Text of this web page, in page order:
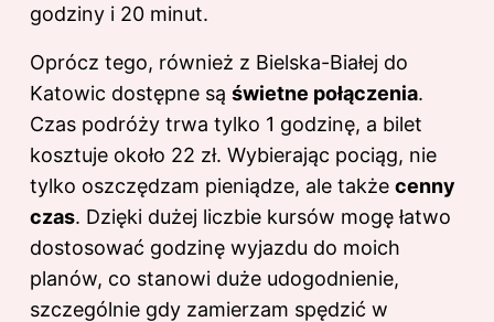
godziny i 20 minut.
Oprócz tego, również z Bielska-Białej do
Katowic dostępne są świetne połączenia.
Czas podróży trwa tylko 1 godzinę, a bilet
kosztuje około 22 zł. Wybierając pociąg, nie
tylko oszczędzam pieniądze, ale także cenny
czas. Dzięki dużej liczbie kursów mogę łatwo
dostosować godzinę wyjazdu do moich
planów, co stanowi duże udogodnienie,
szczególnie gdy zamierzam spędzić w